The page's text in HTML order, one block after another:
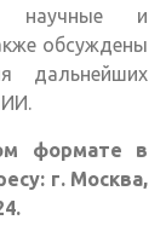
научные и
обсуждены
дальнейших
ИИ.
формате в
г. Москва,